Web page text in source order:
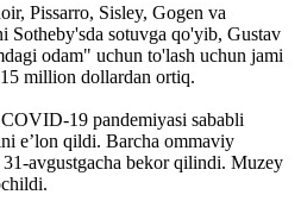
Pissarro, Sisley, Gogen va
Sotheby'sda sotuvga qo'yib, Gustav
odam" uchun to'lash uchun jami
million dollardan ortiq.
19 pandemiyasi sababli
eʼlon qildi. Barcha ommaviy
avgustgacha bekor qilindi. Muzey